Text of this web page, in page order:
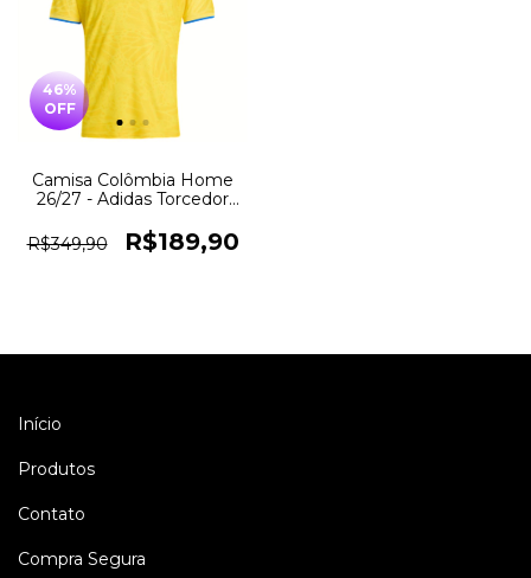
46%
OFF
Camisa Colômbia Home
26/27 - Adidas Torcedor
R$349,90
R$189,90
Início
Produtos
Contato
Compra Segura